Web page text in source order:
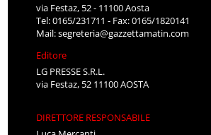
via Festaz, 52 - 11100 Aosta
Tel: 0165/231711 - Fax: 0165/1820141
Mail:segreteria@gazzettamatin.com
Editore
LG PRESSE S.R.L.
via Festaz, 52 11100 AOSTA
DIRETTORE RESPONSABILE